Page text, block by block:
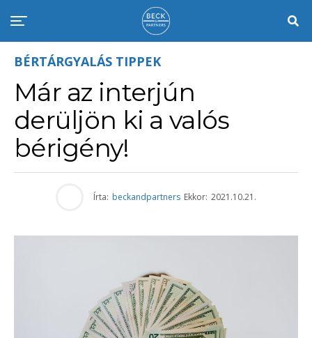
BÉRTÁRGYALÁS TIPPEK
Már az interjún
derüljön ki a valós
bérigény!
Írta: beckandpartners Ekkor: 2021.10.21.